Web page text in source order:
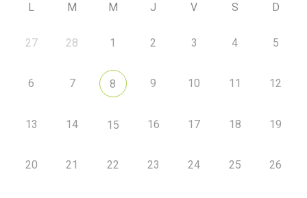
L M M J V S D
27 28 1 2 3 4 5
6 7 8 9 10 11 12
13 14 15 16 17 18 19
20 21 22 23 24 25 26